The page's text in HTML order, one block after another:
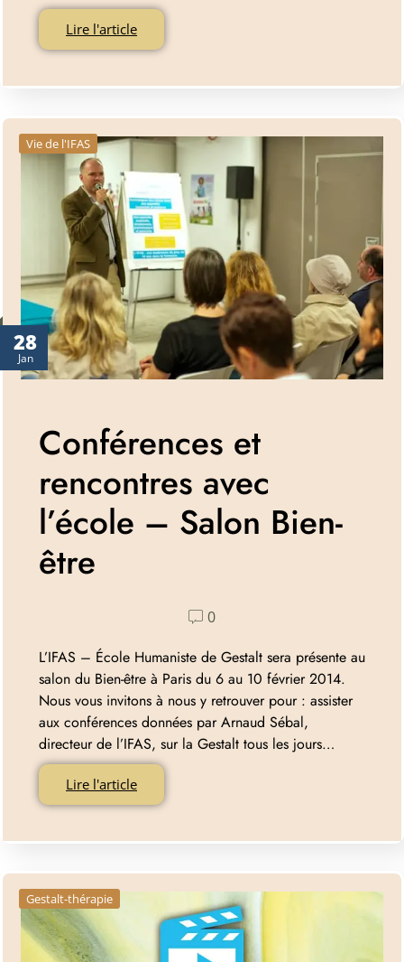
Lire l'article
28
Jan
Vie de l'IFAS
Conférences et
rencontres avec
l’école – Salon Bien-
être
0
L’IFAS – École Humaniste de Gestalt sera présente au
salon du Bien-être à Paris du 6 au 10 février 2014.
Nous vous invitons à nous y retrouver pour : assister
aux conférences données par Arnaud Sébal,
directeur de l’IFAS, sur la Gestalt tous les jours…
Lire l'article
Gestalt-thérapie